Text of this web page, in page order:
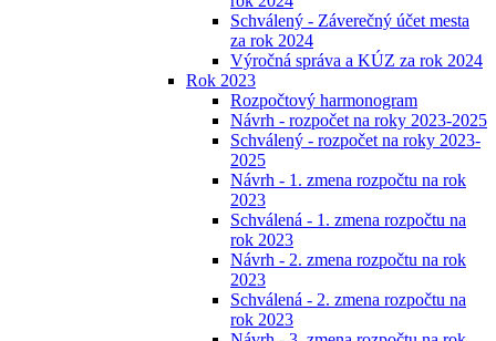
Schválený - Záverečný účet mesta
za rok 2024
Výročná správa a KÚZ za rok 2024
Rok 2023
Rozpočtový harmonogram
Návrh - rozpočet na roky 2023-2025
Schválený - rozpočet na roky 2023-
2025
Návrh - 1. zmena rozpočtu na rok
2023
Schválená - 1. zmena rozpočtu na
rok 2023
Návrh - 2. zmena rozpočtu na rok
2023
Schválená - 2. zmena rozpočtu na
rok 2023